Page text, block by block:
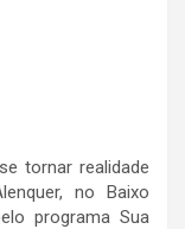
tornar realidade
no Baixo
programa Sua